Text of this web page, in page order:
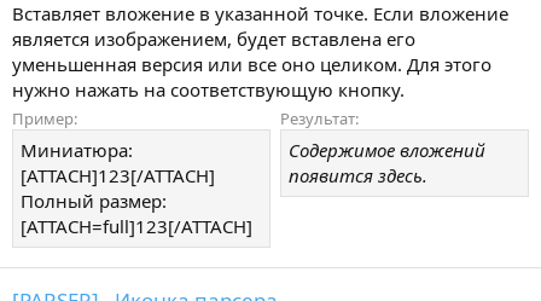
Вставляет вложение в указанной точке. Если вложение
является изображением, будет вставлена его
уменьшенная версия или все оно целиком. Для этого
нужно нажать на соответствующую кнопку.
Пример:
Миниатюра:
[ATTACH]123[/ATTACH]
Полный размер:
[ATTACH=full]123[/ATTACH]
Результат:
Содержимое вложений
появится здесь.